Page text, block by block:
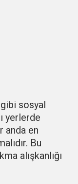
sosyal
yerlerde
anda en
Bu
alışkanlığı